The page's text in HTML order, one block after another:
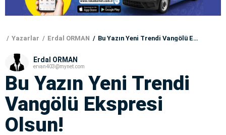
Yazarlar Erdal ORMAN Bu Yazın Yeni Trendi Vangölü Ekspresi Olsun!
Erdal ORMAN
ervan403@mynet.com
Bu Yazın Yeni Trendi
Vangölü Ekspresi
Olsun!